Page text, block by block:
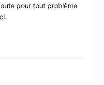
pour tout problème